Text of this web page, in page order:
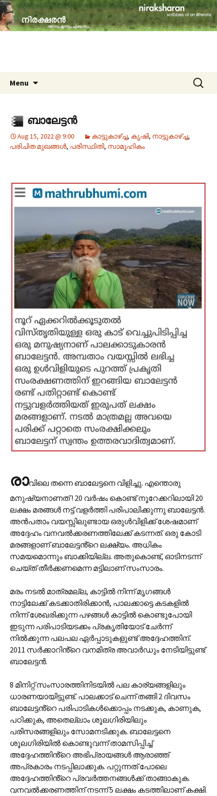
niraksharan (നിരക്ഷരൻ)
travelogues, book reviews, social issues,
cinema, memories & lot more…
Menu
Search
for:
ബാലേട്ടൻ
Aug 15, 2022 @ 9:00 കാട്ടുകാഴ്ച്ച, കൃഷി, നാട്ടുകാഴ്‌ച്ച,
പരിചിത മുഖങ്ങള്‍, പരിസ്ഥിതി, സാമൂഹികം
രാവിലെ തന്നെ ബാലേട്ടനെ വിളിച്ചു. എന്തൊരു
മനുഷ്യനാണത് ! 20 വർഷം കൊണ്ട് നൂറേക്കറിലായി 20
ലക്ഷം മരങ്ങൾ നട്ട് വളർത്തി പരിപാലിക്കുന്നു ബാലേട്ടൻ.
അൻപതാം വയസ്സിലുണ്ടായ ഒരുൾവിളിക്ക് ശേഷമാണ്
അദ്ദേഹം വനവൽക്കരണത്തിലേക്ക് കടന്നത്. ഒരു കോടി
മരങ്ങളാണ് ബാലേട്ടൻ്റെ ലക്ഷ്യം. അധികം
സമയമൊന്നും ബാക്കിയില്ല. അതുകൊണ്ട്, ഓടിനടന്ന്
ചെയ്ത് തീർക്കണമെന്ന മട്ടിലാണ് സംസാരം.
മരം നടൽ മാത്രമല്ല, കാട്ടിൽ നിന്ന് മൃഗങ്ങൾ
നാട്ടിലേക്ക് കടക്കാതിരിക്കാൻ, പാലക്കാട്ടെ കടകളിൽ
നിന്ന് ശേഖരിക്കുന്ന പഴങ്ങൾ കാട്ടിൽ കൊണ്ടുപോയി
ഇടുന്ന പരിപാടിയടക്കം പ്രകൃതിയോട് ചേർന്ന്
നിൽക്കുന്ന പലപല ഏർപ്പാടുകളുണ്ട് അദ്ദേഹത്തിന്.
2011 സർക്കാറിൻ്റെ വനമിത്ര അവാർഡും നേടിയിട്ടുണ്ട്
ബാലേട്ടൻ.
8 മിനിറ്റ് സംസാരത്തിനിടയിൽ പല കാര്യങ്ങളിലും
ധാരണയായിട്ടുണ്ട്. പാലക്കാട് ചെന്ന് തങ്ങി 2 ദിവസം
ബാലേട്ടൻ്റെ പരിപാടികൾക്കൊപ്പം നടക്കുക, കാണുക,
പഠിക്കുക, അതെല്ലാം ശൂലഗിരിയിലും
പരിസരങ്ങളിലും സോമനടിക്കുക. ബാലേട്ടനെ
ശൂലഗിരിയിൽ കൊണ്ടുവന്ന് താമസിപ്പിച്ച്
അദ്ദേഹത്തിൻ്റെ അഭിപ്രായങ്ങൾ ആരാഞ്ഞ്
അപ്രകാരം നടപ്പിലാക്കുക. പറ്റുന്നത് പോലെ
അദ്ദേഹത്തിൻ്റെ പ്രവർത്തനങ്ങൾക്ക് താങ്ങാകുക.
വനവൽക്കരണത്തിന് നടന്ന് 5 ലക്ഷം കടത്തിലാണ് കക്ഷി.